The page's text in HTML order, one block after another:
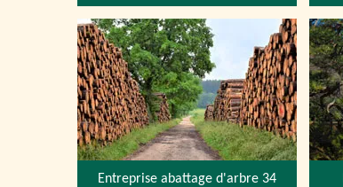
Entreprise abattage d'arbre 34